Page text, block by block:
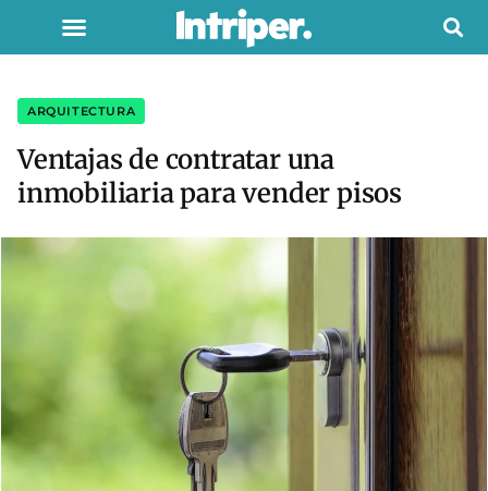
ARQUITECTURA
Ventajas de contratar una
inmobiliaria para vender pisos